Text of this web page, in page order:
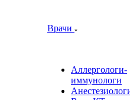
Врачи
Аллергологи-
иммунологи